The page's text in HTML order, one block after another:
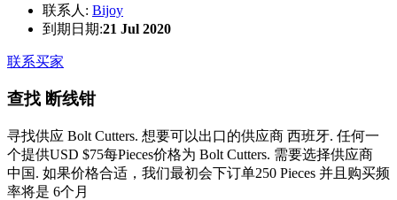
联系人: Bijoy
到期日期:21 Jul 2020
联系买家
查找 断线钳
寻找供应 Bolt Cutters. 想要可以出口的供应商 西班牙. 任何一
个提供USD $75每Pieces价格为 Bolt Cutters. 需要选择供应商
中国. 如果价格合适，我们最初会下订单250 Pieces 并且购买频
率将是 6个月